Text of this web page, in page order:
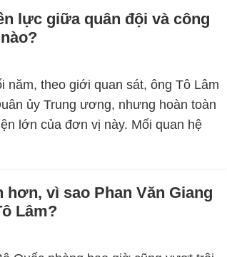
lực giữa quân đội và công
năm, theo giới quan sát, ông Tô Lâm
ủy Trung ương, nhưng hoàn toàn
lớn của đơn vị này. Mối quan hệ
hơn, vì sao Phan Văn Giang
Lâm?